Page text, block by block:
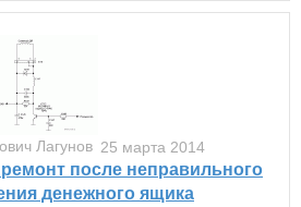
Лагунов 25 марта 2014
после неправильного
денежного ящика